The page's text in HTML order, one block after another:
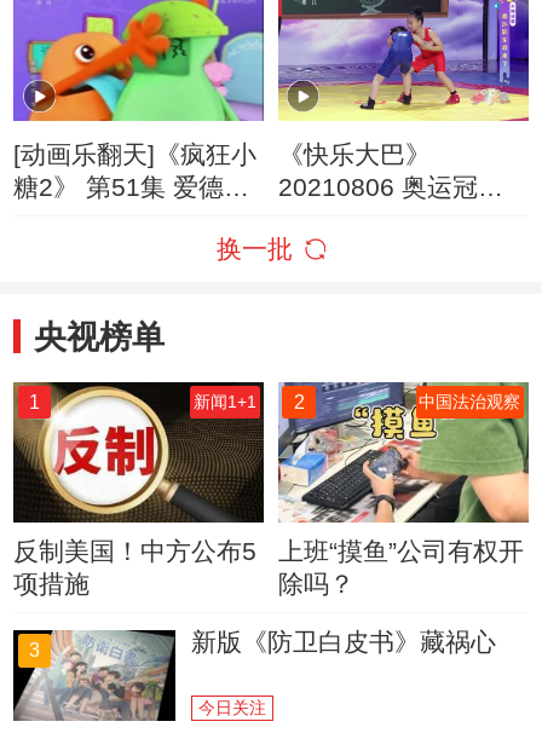
吃饭大作战
[动画乐翻天]《疯狂小
糖2》 第51集 爱德花
《快乐大巴》
20210806 奥运冠军
换一批
央视榜单
1 新闻1+1
反制美国！中方公布5
项措施
2 中国法治观察
上班“摸鱼”公司有权开
除吗？
3 新版《防卫白皮书》藏祸心
今日关注